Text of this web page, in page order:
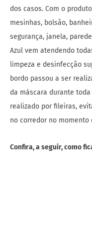
dos casos. Com o
mesinhas, bolsão,
segurança, janela,
Azul vem atendendo
limpeza e desinfecção
bordo passou a ser
da máscara durante
realizado por fileiras,
no corredor no momento
Confira, a seguir, como